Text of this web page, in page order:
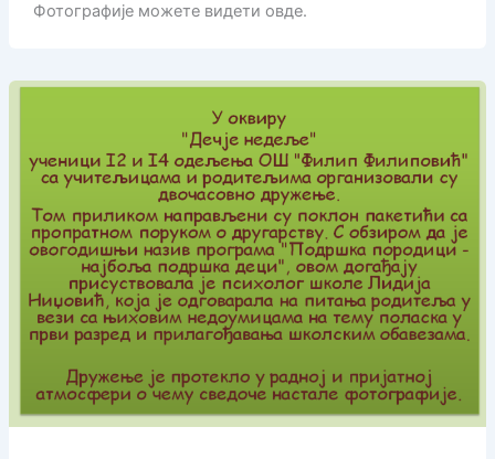
Фотографије можете видети овде.